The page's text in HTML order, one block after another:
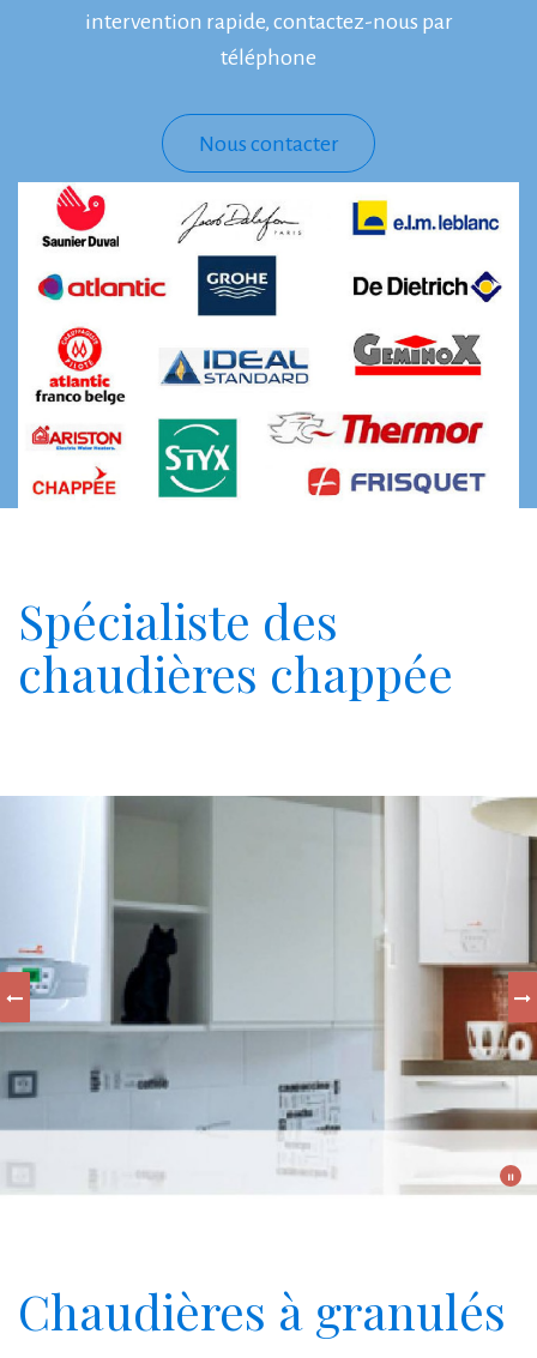
intervention rapide, contactez-nous par
téléphone
Nous contacter
Spécialiste des
chaudières chappée
Chaudières à granulés